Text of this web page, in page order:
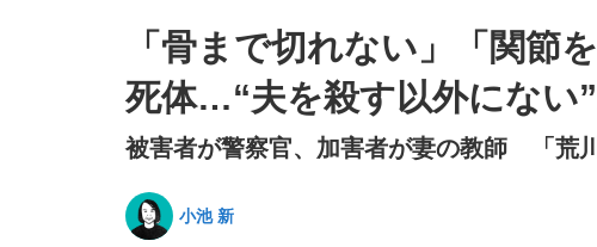
「骨まで切れない」「関節
死体…“夫を殺す以外にない
被害者が警察官、加害者が妻の教師 「荒
小池 新